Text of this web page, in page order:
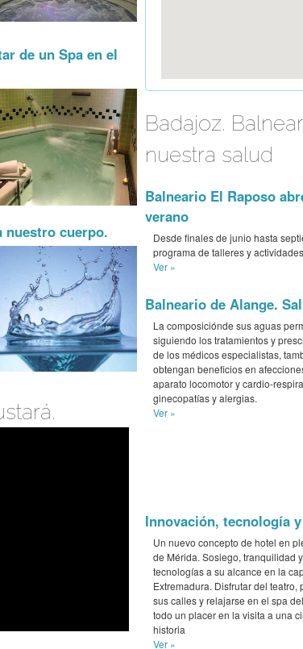
de un Spa en el
nuestro cuerpo.
Badajoz.
nuestra salud
Balneario El Raposo
verano
Desde finales de junio hasta
programa de talleres y
Ver »
Balneario de Alange.
La composiciónde sus aguas
siguiendo los tratamientos y
de los médicos especialistas,
obtengan beneficios en
aparato locomotor y cardio-
ginecopatías y alergias.
Ver »
Innovación, tecnología
Un nuevo concepto de hotel en
de Mérida. Sosiego, tranquilidad
tecnologías a su alcance en la
Extremadura. Disfrutar del teatro,
sus calles y relajarse en el spa
todo un placer en la visita a una
historia
Ver »